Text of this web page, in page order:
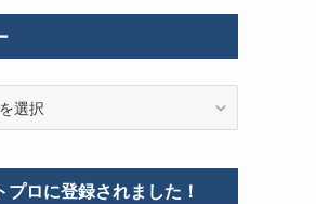
プロに登録されました！